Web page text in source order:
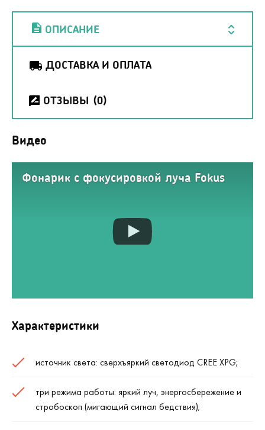
ОПИСАНИЕ
ДОСТАВКА И ОПЛАТА
ОТЗЫВЫ (0)
Видео
Фонарик с фокусировкой луча Fokus
Характеристики
источник света: сверхъяркий светодиод CREE XPG;
три режима работы: яркий луч, энергосбережение и
стробоскоп (мигающий сигнал бедствия);